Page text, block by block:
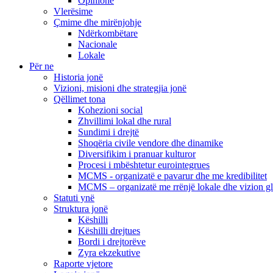
Vlerësime
Çmime dhe mirënjohje
Ndërkombëtare
Nacionale
Lokale
Për ne
Historia jonë
Vizioni, misioni dhe strategjia jonë
Qëllimet tona
Kohezioni social
Zhvillimi lokal dhe rural
Sundimi i drejtë
Shoqëria civile vendore dhe dinamike
Diversifikim i pranuar kulturor
Procesi i mbështetur eurointegrues
MCMS - organizatë e pavarur dhe me kredibilitet
MCMS – organizatë me rrënjë lokale dhe vizion
Statuti ynë
Struktura jonë
Këshilli
Këshilli drejtues
Bordi i drejtorëve
Zyra ekzekutive
Raporte vjetore